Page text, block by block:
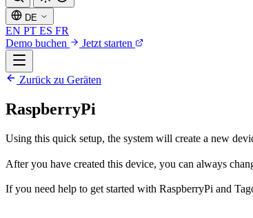
DE
EN PT ES FR
Demo buchen
Jetzt starten
Zurück zu Geräten
RaspberryPi
Using this quick setup, the system will create a new
After you have created this device, you can always
If you need help to get started with RaspberryPi and